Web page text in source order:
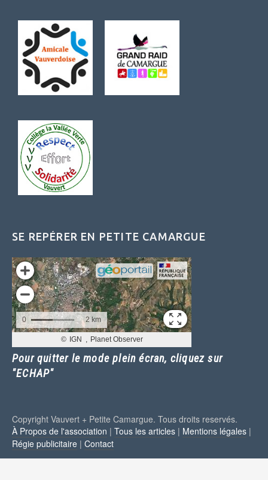
SE REPÉRER EN PETITE CAMARGUE
Pour quitter le mode plein écran, cliquez sur
"ECHAP"
Copyright Vauvert + Petite Camargue. Tous droits reservés.
À Propos de l'association | Tous les articles | Mentions légales |
Régie publicitaire | Contact